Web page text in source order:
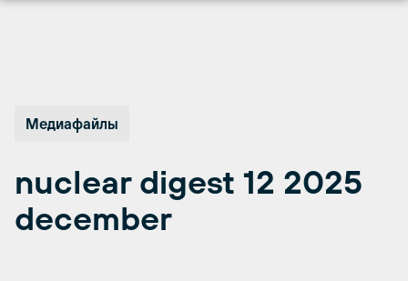
Медиафайлы
nuclear digest 12 2025
december